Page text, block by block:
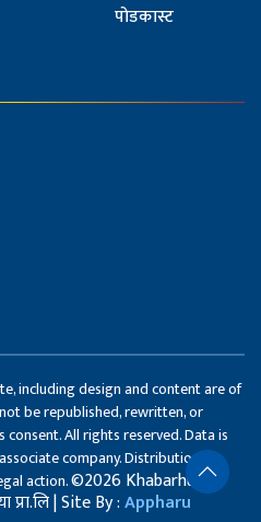
पोडकास्ट
including design and content are of
be republished, rewritten, or
All rights reserved. Data is
company. Distribution of
action.©2026 Khabarhub
प्रा.लि | Site By :Appharu